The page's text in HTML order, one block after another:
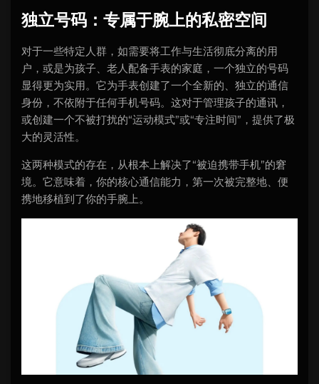
独立号码：专属于腕上的私密空间
对于一些特定人群，如需要将工作与生活彻底分离的用
户，或是为孩子、老人配备手表的家庭，一个独立的号码
显得更为实用。它为手表创建了一个全新的、独立的通信
身份，不依附于任何手机号码。这对于管理孩子的通讯，
或创建一个不被打扰的“运动模式”或“专注时间”，提供了极
大的灵活性。
这两种模式的存在，从根本上解决了“被迫携带手机”的窘
境。它意味着，你的核心通信能力，第一次被完整地、便
携地移植到了你的手腕上。